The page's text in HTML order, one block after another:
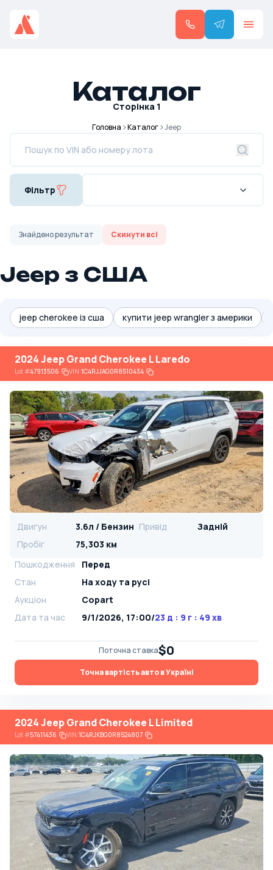
Каталог
Сторінка 1
Головна Каталог Jeep
Фільтр
Знайденорезультат Скинути всі
Jeep з США
jeep cherokee із сша купити jeep wrangler з америки
2024 Jeep Grand Cherokee L Laredo
Lot#47913506 VIN:1C4RJJAG0R8510434
Двигун 3.6л / Бензин Привід
Задній
Пробіг
75,303 км
Пошкодження
Перед
Стан
На ​​ходу та русі
Аукціон
Copart
Дата та час
9/1/2026, 17:00/23 д : 9 г : 49 хв
Поточна ставка$0
Точна вартість авто в Україні
2024 Jeep Grand Cherokee L Limited
Lot#57411436 VIN:1C4RJKBG0R8524807